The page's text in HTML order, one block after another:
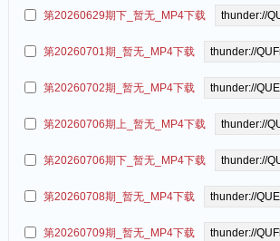
第20260629期下_暂无_MP4下载
第20260701期_暂无_MP4下载
第20260702期_暂无_MP4下载
第20260706期上_暂无_MP4下载
第20260706期下_暂无_MP4下载
第20260708期_暂无_MP4下载
第20260709期_暂无_MP4下载